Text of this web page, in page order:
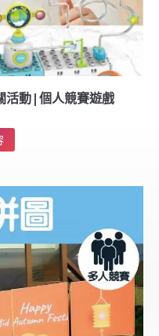
活動|個人競賽遊戲